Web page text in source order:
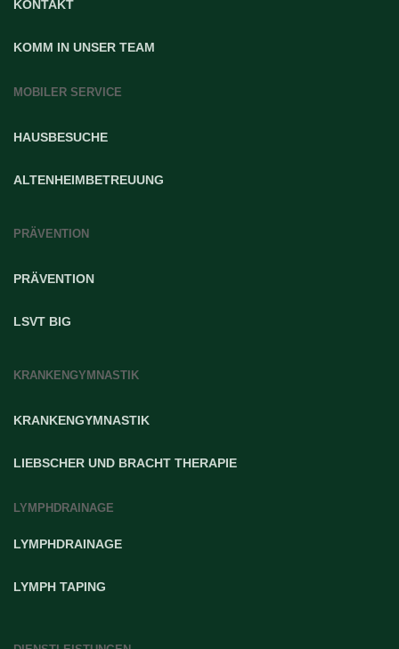
KONTAKT
KOMM IN UNSER TEAM
MOBILER SERVICE
HAUSBESUCHE
ALTENHEIMBETREUUNG
PRÄVENTION
PRÄVENTION
LSVT BIG
KRANKENGYMNASTIK
KRANKENGYMNASTIK
LIEBSCHER UND BRACHT THERAPIE
LYMPHDRAINAGE
LYMPHDRAINAGE
LYMPH TAPING